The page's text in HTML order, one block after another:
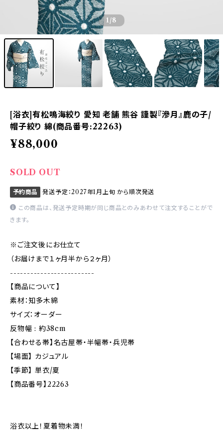
1 /8
[浴衣]有松鳴海絞り 愛知 老舗 熊谷 謹製『滲月』鹿の子/
帽子絞り 綿(商品番号:22263)
¥88,000
SOLD OUT
予約商品 発送予定：2027年1月上旬 から順次発送
この商品は、発送予定時期が同じ商品とのみあわせて注文することがで
きます。
※ご注文後にお仕立て
（お届けまで１ヶ月半から２ヶ月）
-------------------------
【商品について】
素材：知多木綿
サイズ：オーダー
反物幅 : 約38cm
【合わせる帯】名古屋帯・半幅帯・兵児帯
【場面】 カジュアル
【季節】 単衣/夏
【商品番号】22263
浴衣以上！夏着物未満！